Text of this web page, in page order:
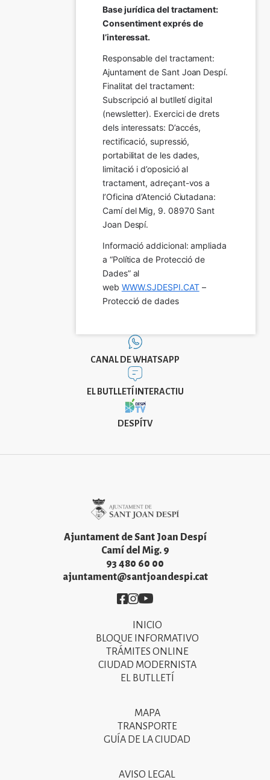
Base jurídica del tractament:
Consentiment exprés de
l’interessat.
Responsable del tractament:
Ajuntament de Sant Joan Despí.
Finalitat del tractament:
Subscripció al butlletí digital
(newsletter). Exercici de drets
dels interessats: D’accés,
rectificació, supressió,
portabilitat de les dades,
limitació i d’oposició al
tractament, adreçant-vos a
l’Oficina d’Atenció Ciutadana:
Camí del Mig, 9. 08970 Sant
Joan Despí.
Informació addicional: ampliada
a “Política de Protecció de
Dades” al
web WWW.SJDESPI.CAT –
Protecció de dades
CANAL DE WHATSAPP
EL BUTLLETÍ INTERACTIU
DESPÍTV
Ajuntament de Sant Joan Despí
Camí del Mig. 9
93 480 60 00
ajuntament@santjoandespi.cat
Imatge
Imatge
Imatge
INICIO
BLOQUE INFORMATIVO
TRÁMITES ONLINE
CIUDAD MODERNISTA
EL BUTLLETÍ
MAPA
TRANSPORTE
GUÍA DE LA CIUDAD
AVISO LEGAL